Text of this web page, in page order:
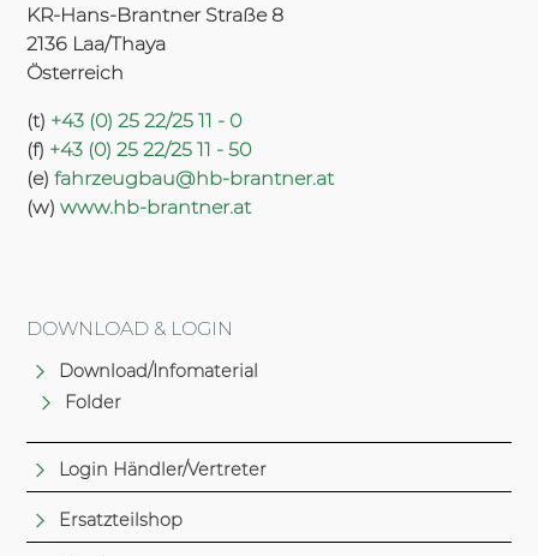
KR-Hans-Brantner Straße 8
2136 Laa/Thaya
Österreich
(t) +43 (0) 25 22/25 11 - 0
(f) +43 (0) 25 22/25 11 - 50
(e) fahrzeugbau@hb-brantner.at
(w) www.hb-brantner.at
DOWNLOAD & LOGIN
Download/Infomaterial
Folder
Login Händler/Vertreter
Ersatzteilshop